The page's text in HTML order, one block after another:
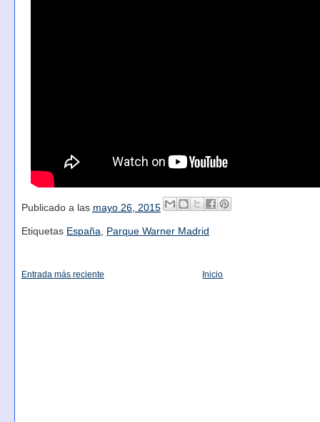
Publicado a las mayo 26, 2015
Etiquetas España Parque Warner Madrid
Entrada más reciente Inicio